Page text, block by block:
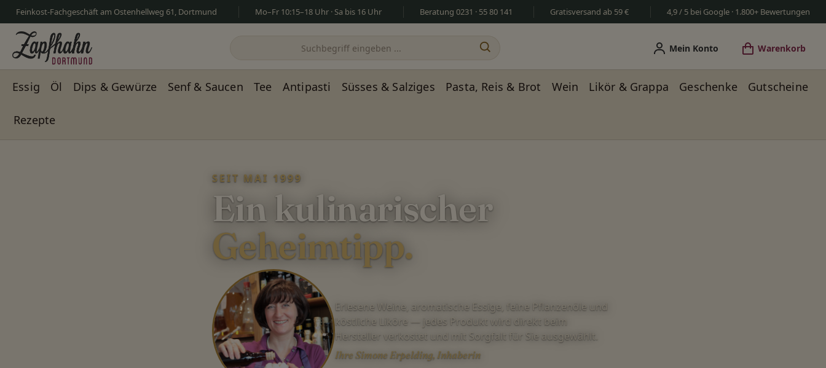
Hauptinhalt springen
Zur Suche springen
Zur Hauptnavigation springen
Feinkost-Fachgeschäft am Ostenhellweg 61, Dortmund Mo–Fr 10:15–18 Uhr · Sa bis 16 Uhr Beratung 0231 · 55 80 141 Gratisversand ab 59 € 4,9 / 5 bei Google · 1.800+ Bewertungen
Mein Konto Warenkorb
Essig Öl Dips & Gewürze Senf & Saucen Tee Antipasti Süsses & Salziges Pasta, Reis & Brot Wein Likör & Grappa Geschenke Gutscheine
Rezepte
SEIT MAI 1999
Ein kulinarischer
Geheimtipp.
Erlesene Weine, aromatische Essige, feine Pflanzenöle und
köstliche Liköre — jedes Produkt wird direkt beim
Hersteller verkostet und mit Sorgfalt für Sie ausgewählt.
Ihre Simone Erpelding, Inhaberin